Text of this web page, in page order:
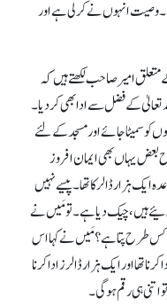
وصیت انہوں نے کر لی ہے اور
امیر صاحب لکھتے ہیں کہ
تعالیٰ کے فضل سے ادا بھی کر دیا۔
کو سمیٹا جائے اور مسجد کے لئے
بعض یہاں بھی ایمان افروز
ایک ہزار ڈالر کا تھا۔ پیسے نہیں
ہیں، چیک دیا ہے۔ تو مَیں نے
کس طرح پتا ہے؟ مَیں نے کہا اس
تھا اور ایک ہزار ڈالرز ادا کرنا
اتنی ہی رقم ہو گی۔